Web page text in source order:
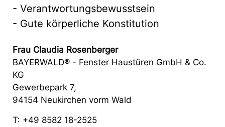
- Verantwortungsbewusstsein
- Gute körperliche Konstitution
Frau Claudia Rosenberger
BAYERWALD® - Fenster Haustüren GmbH & Co.
KG
Gewerbepark 7,
94154 Neukirchen vorm Wald
T: +49 8582 18-2525